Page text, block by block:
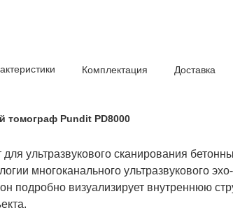
Комплектация Доставка
томограф Pundit PD8000
ультразвукового сканирования
многоканального ультразвукового
подробно визуализирует внутреннюю